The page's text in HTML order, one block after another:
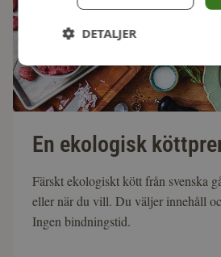
En ekologisk
Färskt ekologiskt kött från svenska
eller när du vill. Du väljer innehåll
Ingen bindningstid.
DETALJER